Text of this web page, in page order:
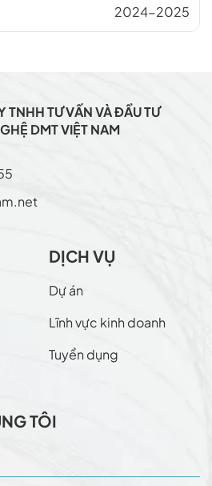
2024-2025
TNHH TƯ VẤN VÀ ĐẦU TƯ
DMT VIỆT NAM
DỊCH VỤ
Dự án
Lĩnh vực kinh doanh
Tuyển dụng
TÔI